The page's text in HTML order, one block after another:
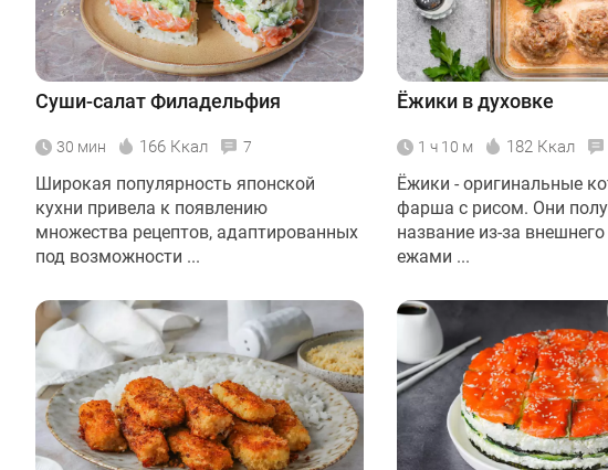
Суши-салат Филадельфия
30 мин 166 Ккал 7
Широкая популярность японской
кухни привела к появлению
множества рецептов, адаптированных
под возможности ...
Ёжики в духовке
1 ч 10 м 182 Ккал
Ёжики - оригинальные
фарша с рисом. Они
название из-за
ежами ...